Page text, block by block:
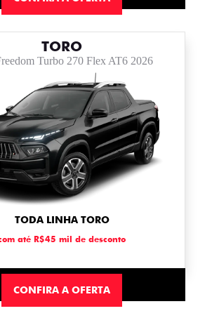
TORO
Turbo 270 Flex AT6 2026
TODA LINHA TORO
até R$45 mil de desconto
CONFIRA A OFERTA